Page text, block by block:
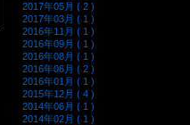
2017年05月 ( 2 )
2017年03月 ( 1 )
2016年11月 ( 1 )
2016年09月 ( 1 )
2016年08月 ( 1 )
2016年06月 ( 2 )
2016年01月 ( 1 )
2015年12月 ( 4 )
2014年06月 ( 1 )
2014年02月 ( 1 )